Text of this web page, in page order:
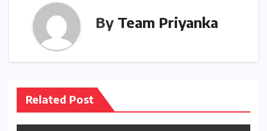
By Team Priyanka
Related Post